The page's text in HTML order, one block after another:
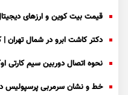
قیمت بیت کوین و ارز‌های دیجیتال امروز شنبه
دکتر کاشت ابرو در شمال تهران |
نحوه اتصال دوربین سیم کارتی
خط و نشان سرمربی پرسپولیس